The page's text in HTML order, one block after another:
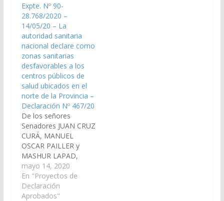
Expte. Nº 90-
28.768/2020 –
14/05/20 – La
autoridad sanitaria
nacional declare como
zonas sanitarias
desfavorables a los
centros públicos de
salud ubicados en el
norte de la Provincia –
Declaración Nº 467/20
De los señores
Senadores JUAN CRUZ
CURÁ, MANUEL
OSCAR PAILLER y
MASHUR LAPAD,
viendo con agrado que
el Poder Ejecutivo
Provincial, a través del
Ministerio de Salud
mayo 14, 2020
En "Proyectos de
Declaración
Aprobados"